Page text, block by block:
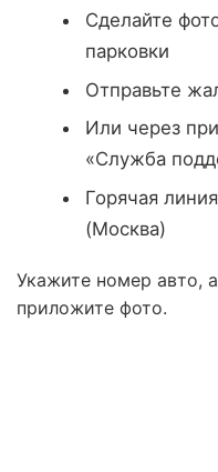
Сделайте
парковки
Отправьте
Или через
«Служба
Горячая
(Москва)
Укажите номер авто,
приложите фото.